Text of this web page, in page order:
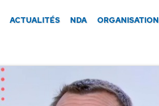
ACTUALITÉS NDA ORGANISATION